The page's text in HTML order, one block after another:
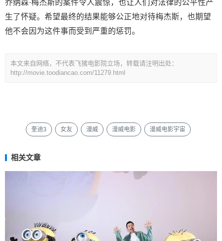
乔纳森·梅杰斯的案件令人震惊，也让人们对法律的公平性产
生了怀疑。希望最终的结果能够公正地对待梅杰斯，也期望
他不会因为这件事而受到严重的惩罚。
本文来自网络，不代表飞猪电影院立场，转载请注明出处：
http://movie.toodiancao.com/11279.html
奎迪3 女友 漫威 漫威电影 漫威电影宇宙
相关文章